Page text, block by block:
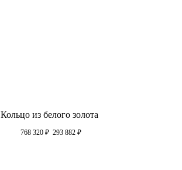
Кольцо из белого золота
768 320 ₽ 293 882 ₽